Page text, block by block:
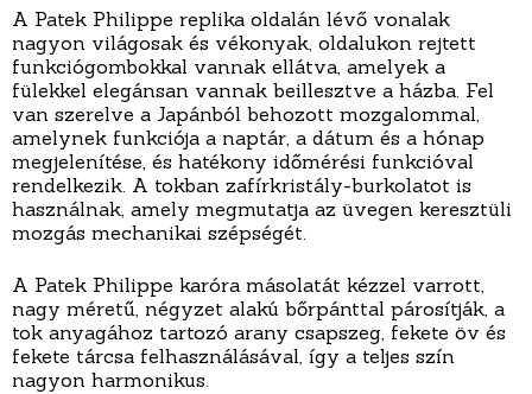
A Patek Philippe replika oldalán lévő vonalak
nagyon világosak és vékonyak, oldalukon rejtett
funkciógombokkal vannak ellátva, amelyek a
fülekkel elegánsan vannak beillesztve a házba. Fel
van szerelve a Japánból behozott mozgalommal,
amelynek funkciója a naptár, a dátum és a hónap
megjelenítése, és hatékony időmérési funkcióval
rendelkezik. A tokban zafírkristály-burkolatot is
használnak, amely megmutatja az üvegen keresztüli
mozgás mechanikai szépségét.
A Patek Philippe karóra másolatát kézzel varrott,
nagy méretű, négyzet alakú bőrpánttal párosítják, a
tok anyagához tartozó arany csapszeg, fekete öv és
fekete tárcsa felhasználásával, így a teljes szín
nagyon harmonikus.